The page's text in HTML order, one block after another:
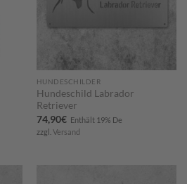
HUNDESCHILDER
Hundeschild Labrador
Retriever
74,90€ Enthält 19% De
zzgl. Versand